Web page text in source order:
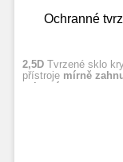
Ochranné
2,5D Tvrzené sklo
přístroje mírně
zahnutím.
Fotografie jsou